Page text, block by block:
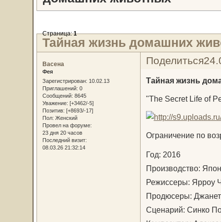
Тайная жизнь домашних
Страница:1
Поделиться
Васена
Фея
Зарегистрирован: 10.02.13
Приглашений: 0
Сообщений: 8645
Уважение: [+3462/-5]
Позитив: [+8693/-17]
Пол: Женский
Провел на форуме:
23 дня 20 часов
Последний визит:
08.03.26 21:32:14
Тайная жизнь
"The Secret Life of
Ограничение по
Год: 2016
Производство:
Режиссеры: Ярроу
Продюсеры:
Сценарий: Синко